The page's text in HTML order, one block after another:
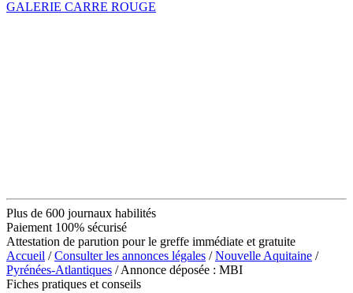
GALERIE CARRE ROUGE
Plus de 600 journaux habilités
Paiement 100% sécurisé
Attestation de parution pour le greffe immédiate et gratuite
Accueil /Consulter les annonces légales /Nouvelle Aquitaine /
Pyrénées-Atlantiques / Annonce déposée : MBI
Fiches pratiques et conseils